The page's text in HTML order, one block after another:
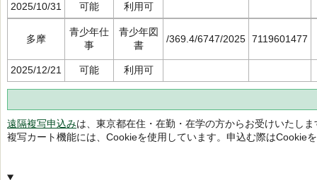
2025/10/31 可能 利用可
多摩
青少年仕
事
青少年図
書
/369.4/6747/2025 7119601477
2025/12/21 可能 利用可
遠隔複写申込みは、東京都在住・在勤・在学の方からお受けいたしま
複写カート機能には、Cookieを使用しています。申込む際はCookie